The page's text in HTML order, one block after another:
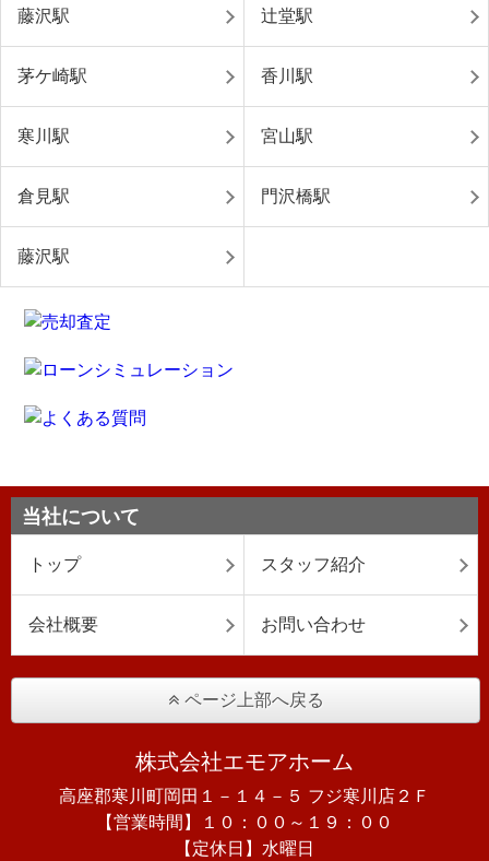
藤沢駅 辻堂駅
茅ケ崎駅 香川駅
寒川駅 宮山駅
倉見駅 門沢橋駅
藤沢駅
当社について
トップ スタッフ紹介
会社概要 お問い合わせ
ページ上部へ戻る
株式会社エモアホーム
高座郡寒川町岡田１－１４－５ フジ寒川店２Ｆ
【営業時間】１０：００～１９：００
【定休日】水曜日